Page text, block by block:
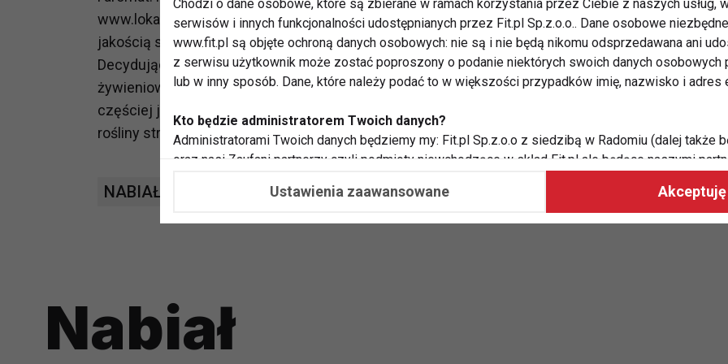
www.lokalnyrolnik.pl dbają o dobrostan krów, kóz czy owiec, zyskując pełną kontrolę nad
jakością surowca.
Decydując się na włączenie jogurtu do codziennej diety, kształtujemy także wybory
żywieniowe w sposób sprzyjający zachowaniu organizmu w dobrej kondycji. Osoby, które
częściej jadają świeże produkty mleczne, w tym jogurt, częściej też spożywają owoce, ryby,
rośliny strączkowe, orzechy i piją wodę.
NABIAŁ
Nabiał
Chodzi o dane osobowe, które są zbierane w ramach korzystania przez Ciebie z naszych usług,
serwisów i innych funkcjonalności udostępnianych przez Fit.pl Sp.z.o.o.. Dane osobowe
www.fit.pl są objęte ochroną danych osobowych: nie są i nie będą nikomu odsprzedawana ani
z serwisu użytkownik może zostać poproszony o podanie niektórych swoich danych osobowych
lub w inny sposób. Dane, które należy podać to w większości przypadków imię, nazwisko i adres
Kto będzie administratorem Twoich danych?
Administratorami Twoich danych będziemy my: Fit.pl Sp.z.o.o z siedzibą w Radomiu (dalej także
oraz nasi Zaufani partnerzy czyli podmioty niewchodzące w skład Fit.pl ale będące naszymi
potrzeb i zainteresowań.
zapewnić Ci większe bezpieczeństwo usług, w tym aby wykryć ewentualne boty, oszustwa czy
pokazywać Ci reklamy dopasowane do Twoich potrzeb i zainteresowań,
dokonywać pomiarów, które pozwalają nam udoskonalać nasze usługi i sprawić, że będą
Ustawienia zaawansowane